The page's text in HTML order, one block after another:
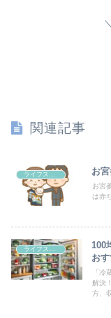
関連記事
ライフスタイル お
お宮
は赤
100
お
「冷
解決
方、